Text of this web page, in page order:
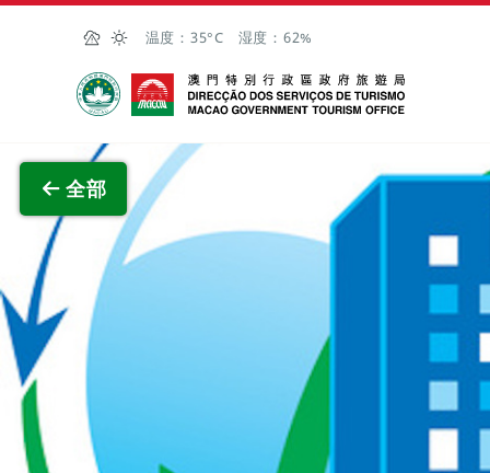
跳至主内容
温度： 35°C 湿度： 62%
澳门特别行政区政府旅游局
全部